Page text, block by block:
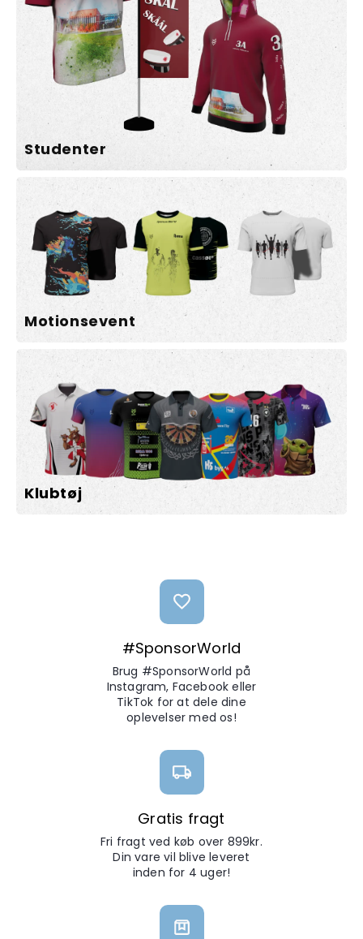
Studenter
Motionsevent
Klubtøj
#SponsorWorld
Brug #SponsorWorld på
Instagram, Facebook eller
TikTok for at dele dine
oplevelser med os!
Gratis fragt
Fri fragt ved køb over 899kr.
Din vare vil blive leveret
inden for 4 uger!